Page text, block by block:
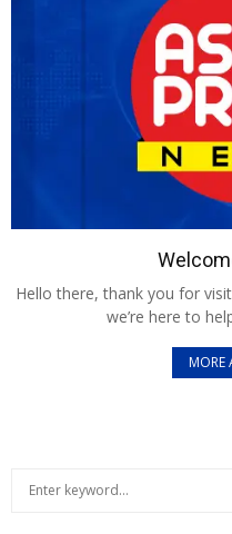
Hello there, thank you for
we’re here to
MORE